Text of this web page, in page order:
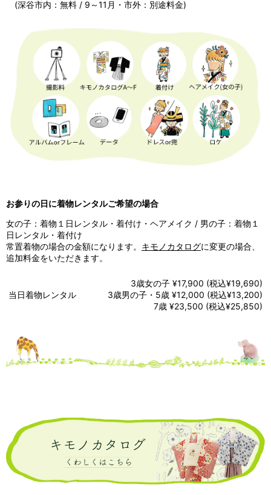
(深谷市内：無料 / 9～11月・市外：別途料金)
お参りの日に着物レンタルご希望の場合
女の子：着物１日レンタル・着付け・ヘアメイク / 男の子：着物１
日レンタル・着付け
常置着物の場合の金額になります。 キモノカタログに変更の場合、
追加料金をいただきます。
当日着物レンタル
3歳女の子 ¥17,900 (税込¥19,690)
3歳男の子・5歳 ¥12,000 (税込¥13,200)
7歳 ¥23,500 (税込¥25,850)